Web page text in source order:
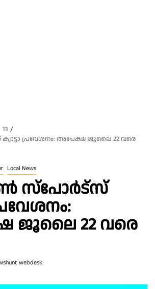
13
പ്രവേശനം: അപേക്ഷ ജൂലൈ 22 വരെ
Local News
സ്പോര്‍ട്സ്
ജൂലൈ 22 വരെ
webdesk